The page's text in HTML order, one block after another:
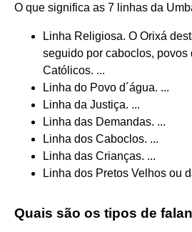
O que significa as 7 linhas da
Linha Religiosa. O Orixá
seguido por caboclos, povos
Católicos. ...
Linha do Povo d´água. ...
Linha da Justiça. ...
Linha das Demandas. ...
Linha dos Caboclos. ...
Linha das Crianças. ...
Linha dos Pretos Velhos ou
Quais são os tipos de